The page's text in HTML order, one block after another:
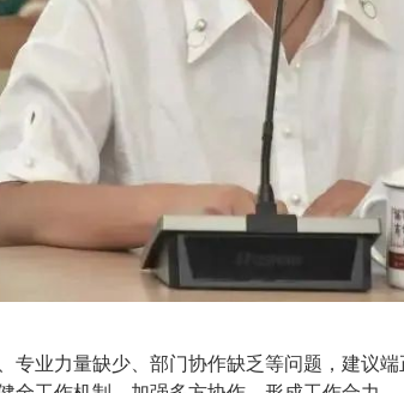
专业力量缺少、部门协作缺乏等问题，建议